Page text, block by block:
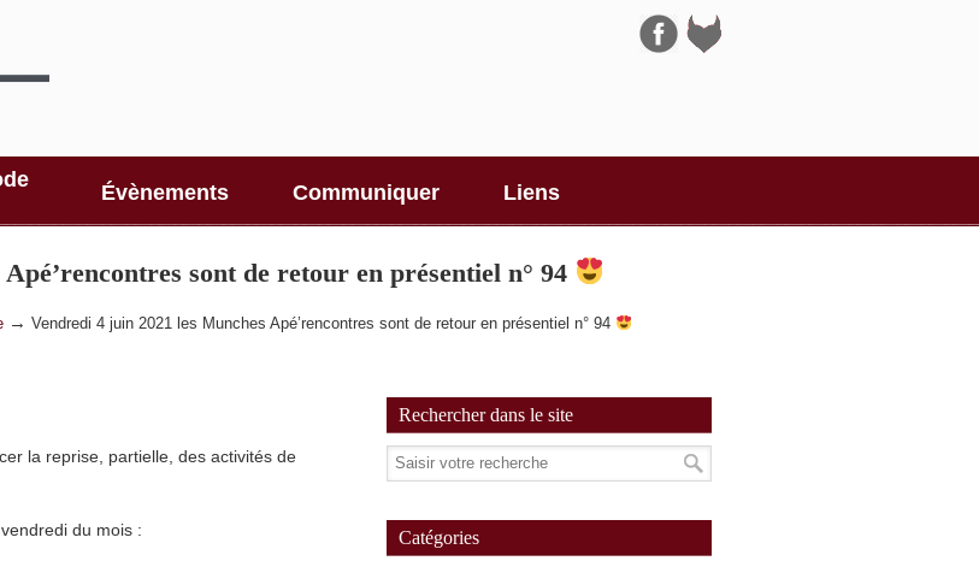
Évènements Communiquer Liens
Navigation
sont de retour en présentiel n° 94
→ Vendredi 4 juin 2021 les Munches Apé’rencontres sont de retour en présentiel n° 94
la reprise, partielle, des activités de
du mois :
Rechercher dans le site
Catégories